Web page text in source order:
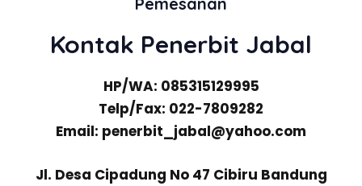
Kontak Penerbit Jabal
HP/WA: 085315129995
Telp/Fax: 022-7809282
Email: penerbit_jabal@yahoo.com
Jl. Desa Cipadung No 47 Cibiru Bandung